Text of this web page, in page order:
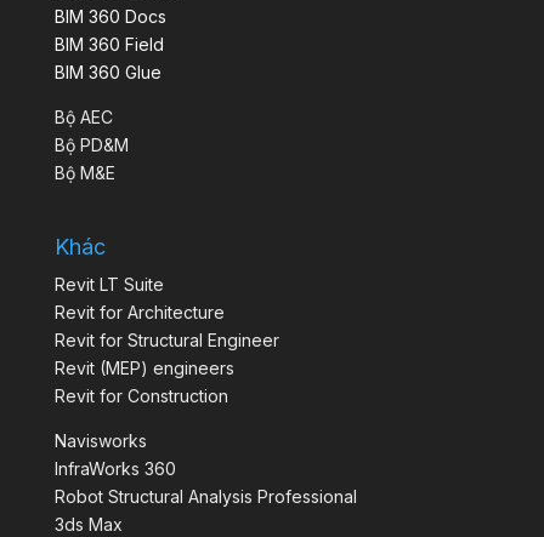
BIM 360 Docs
BIM 360 Field
BIM 360 Glue
Bộ AEC
Bộ PD&M
Bộ M&E
Khác
Revit LT Suite
Revit for Architecture
Revit for Structural Engineer
Revit (MEP) engineers
Revit for Construction
Navisworks
InfraWorks 360
Robot Structural Analysis Professional
3ds Max